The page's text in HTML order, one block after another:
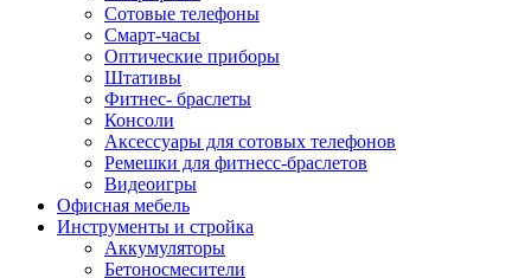
Сотовые телефоны
Смарт-часы
Оптические приборы
Штативы
Фитнес- браслеты
Консоли
Аксессуары для сотовых телефонов
Ремешки для фитнесс-браслетов
Видеоигры
Офисная мебель
Инструменты и стройка
Аккумуляторы
Бетоносмесители